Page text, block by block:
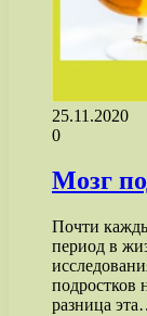
25.11.2020
0
Мозг
Почти
период в
подростков
разница